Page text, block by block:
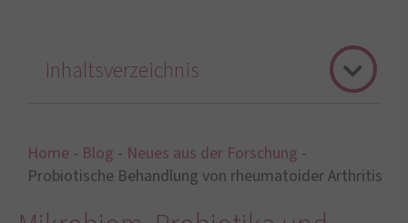
Home - Blog - Neues aus der Forschung -
Probiotische Behandlung von rheumatoider Arthritis
Inhaltsverzeichnis